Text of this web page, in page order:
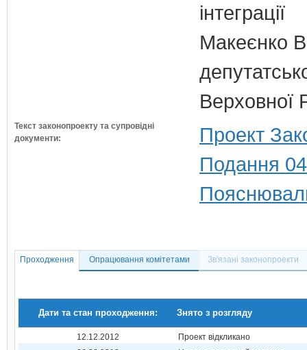
інтеграції
Макеєнко
Верховної
Текст законопроекту та супровідні
документи:
Проект
Подання
Проходження Опрацювання комітетами Зв'язані законопроекти
Дати та стан проходження: Знято з розгляду
12.12.2012
Проект відкликано